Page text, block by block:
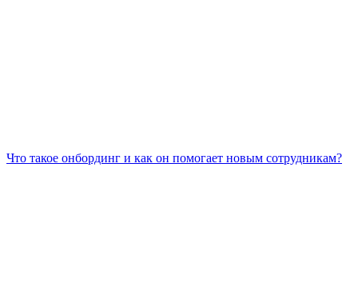
Что такое онбординг и как он помогает новым сотрудникам?